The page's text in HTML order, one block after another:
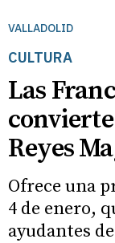
VALLADOLID
CULTURA
Las
Reyes
Ofrece una
4 de enero,
ayudantes